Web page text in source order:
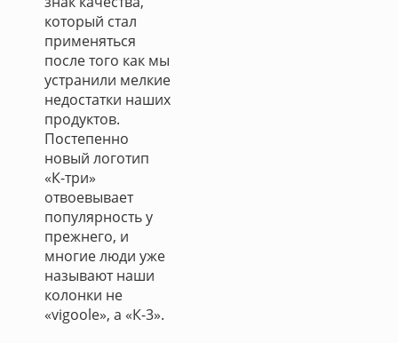
который стал
применяться
после того как мы
устранили мелкие
недостатки наших
продуктов.
Постепенно
новый логотип
«К-три»
отвоевывает
популярность у
прежнего, и
многие люди уже
называют наши
колонки не
«vigoole», а «К-3».